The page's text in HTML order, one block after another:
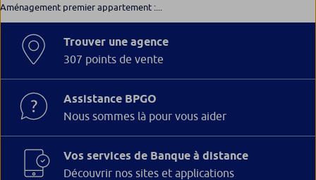
Aménagement premier appartement :...
Trouver une agence
307 points de vente
Assistance BPGO
Nous sommes là pour vous aider
Vos services de Banque à distance
Découvrir nos sites et applications